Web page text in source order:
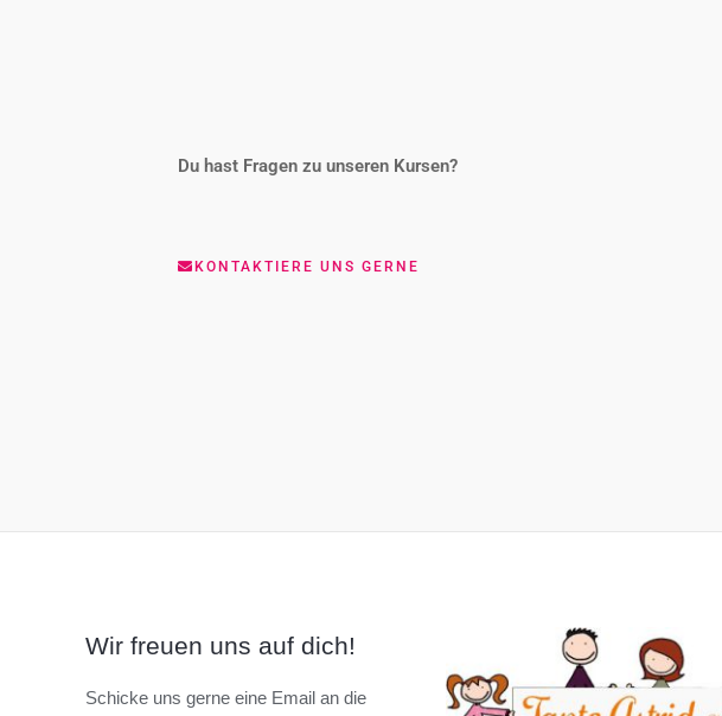
Du hast Fragen zu unseren Kursen?
KONTAKTIERE UNS GERNE
Wir freuen uns auf dich!
Schicke uns gerne eine Email an die